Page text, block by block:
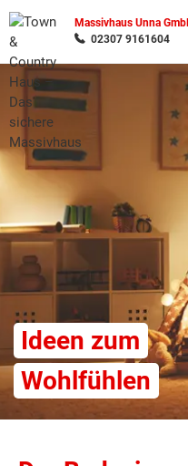
Massivhaus Unna
02307 9161604
Ideen zum
Wohlfühlen
Wonach möchten